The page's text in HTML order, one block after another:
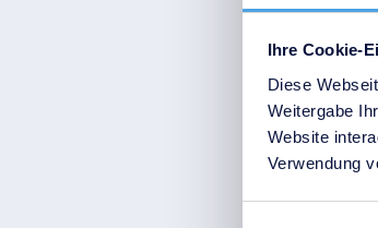
Ihre Cookie-
Diese
Weitergabe
Website
Verwendung